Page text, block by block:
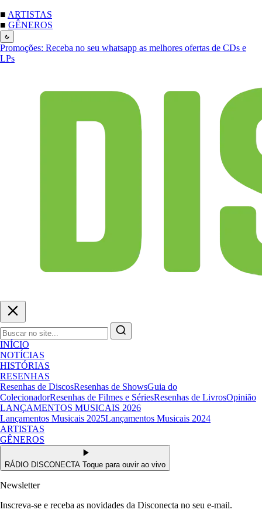
■ ARTISTAS
■ GÊNEROS
Promoções: Receba no seu whatsapp as melhores ofertas de CDs e
LPs
INÍCIO
NOTÍCIAS
HISTÓRIAS
RESENHAS
Resenhas de DiscosResenhas de ShowsGuia do
ColecionadorResenhas de Filmes e SériesResenhas de LivrosOpinião
LANÇAMENTOS MUSICAIS 2026
Lançamentos Musicais 2025Lançamentos Musicais 2024
ARTISTAS
GÊNEROS
RÁDIO DISCONECTA Toque para ouvir ao vivo
Newsletter
Inscreva-se e receba as novidades da Disconecta no seu e-mail.